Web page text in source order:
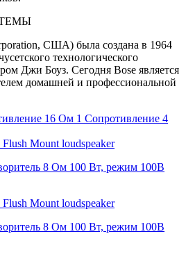
США) была создана в 1964
технологического
Джи Боуз. Сегодня Bose является
домашней и профессиональной
16 Ом 1 Сопротивление 4
Mount loudspeaker
8 Ом 100 Вт, режим 100В
Mount loudspeaker
8 Ом 100 Вт, режим 100В